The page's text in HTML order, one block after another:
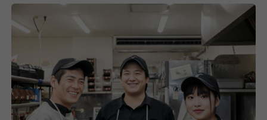
りメニューを宅配で届けています。
「外食・飲食店と変わらないお料理と感動できるサー
ビスを届けたい。」という想いのもとで当店はオープ
ンし、おかげさまで売上も順調に伸ばせております。
これからもこの想いは変わらずに、お客様の日常を
「もっと楽しく、もっと便利に」するために挑戦を続